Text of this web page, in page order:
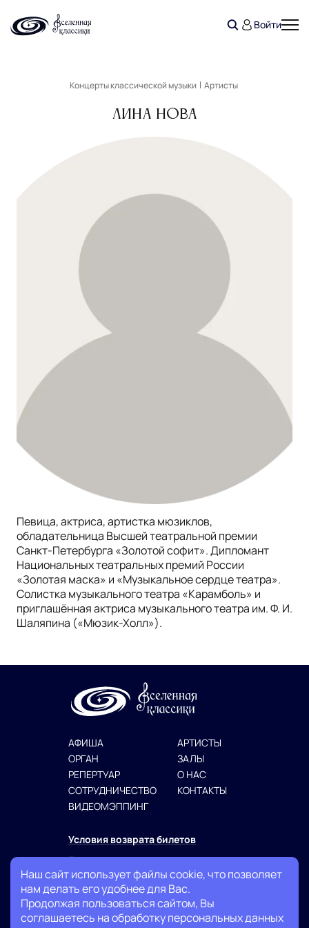
Войти
Концерты классической музыки Артисты
Лина Нова
Певица, актриса, артистка мюзиклов,
обладательница Высшей театральной премии
Санкт-Петербурга «Золотой софит». Дипломант
Национальных театральных премий России
«Золотая маска» и «Музыкальное сердце театра».
Солистка музыкального театра «Карамболь» и
приглашённая актриса музыкального театра им. Ф. И.
Шаляпина («Мюзик-Холл»).
АФИША
ОРГАН
РЕПЕРТУАР
СОТРУДНИЧЕСТВО
ВИДЕОМЭППИНГ
АРТИСТЫ
ЗАЛЫ
О НАС
КОНТАКТЫ
+7 (999) 007-13-27
Условия возврата билетов
Политика конфиденциальности
Публичная оферта
Наш сайт использует файлы cookie, что позволяет
нам делать его удобнее для Вас.
Продолжая пользоваться сайтом, Вы
соглашаетесь на обработку персональных данных